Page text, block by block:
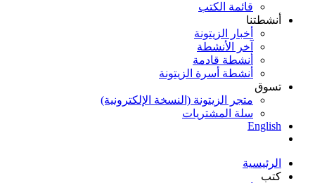
قائمة الكتب
أنشطتنا
أخبار الزيتونة
آخر الأنشطة
أنشطة قادمة
أنشطة أسرة الزيتونة
تسوق
متجر الزيتونة (النسخة الإلكترونية)
سلة المشتريات
English
الرئيسية
كتب